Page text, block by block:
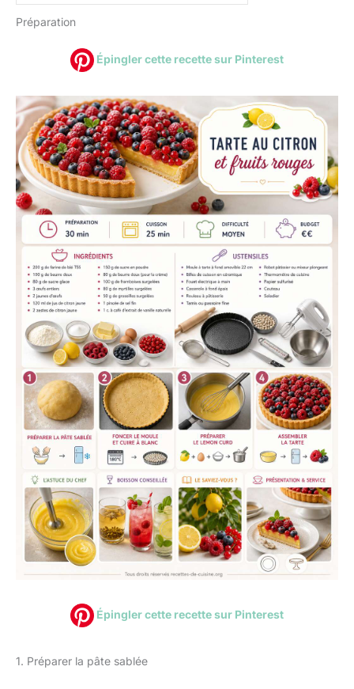
Préparation
Épingler cette recette sur Pinterest
Épingler cette recette sur Pinterest
1. Préparer la pâte sablée